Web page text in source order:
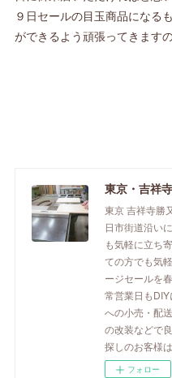
９日セールの目玉商品になる
ができるよう頑張ってきます
東京 吉祥寺勝
日市街道沿い
も気軽に立ち
ての方でも気
ージセールを
常営業日も
への小売・配
の改装などで
探しのお客様は
フォロー